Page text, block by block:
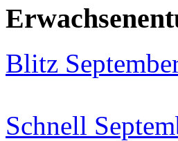
Blitz
Schnell